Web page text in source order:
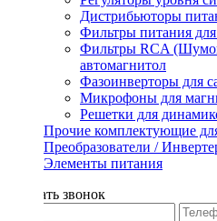
Дистрибьюторы
Фильтры питания
Фильтры RCA
автомагнитол
Фазоинверторы для
Микрофоны для
Решетки для
Прочие комплектующие
Преобразователи /
Элементы питания
Заказать звонок